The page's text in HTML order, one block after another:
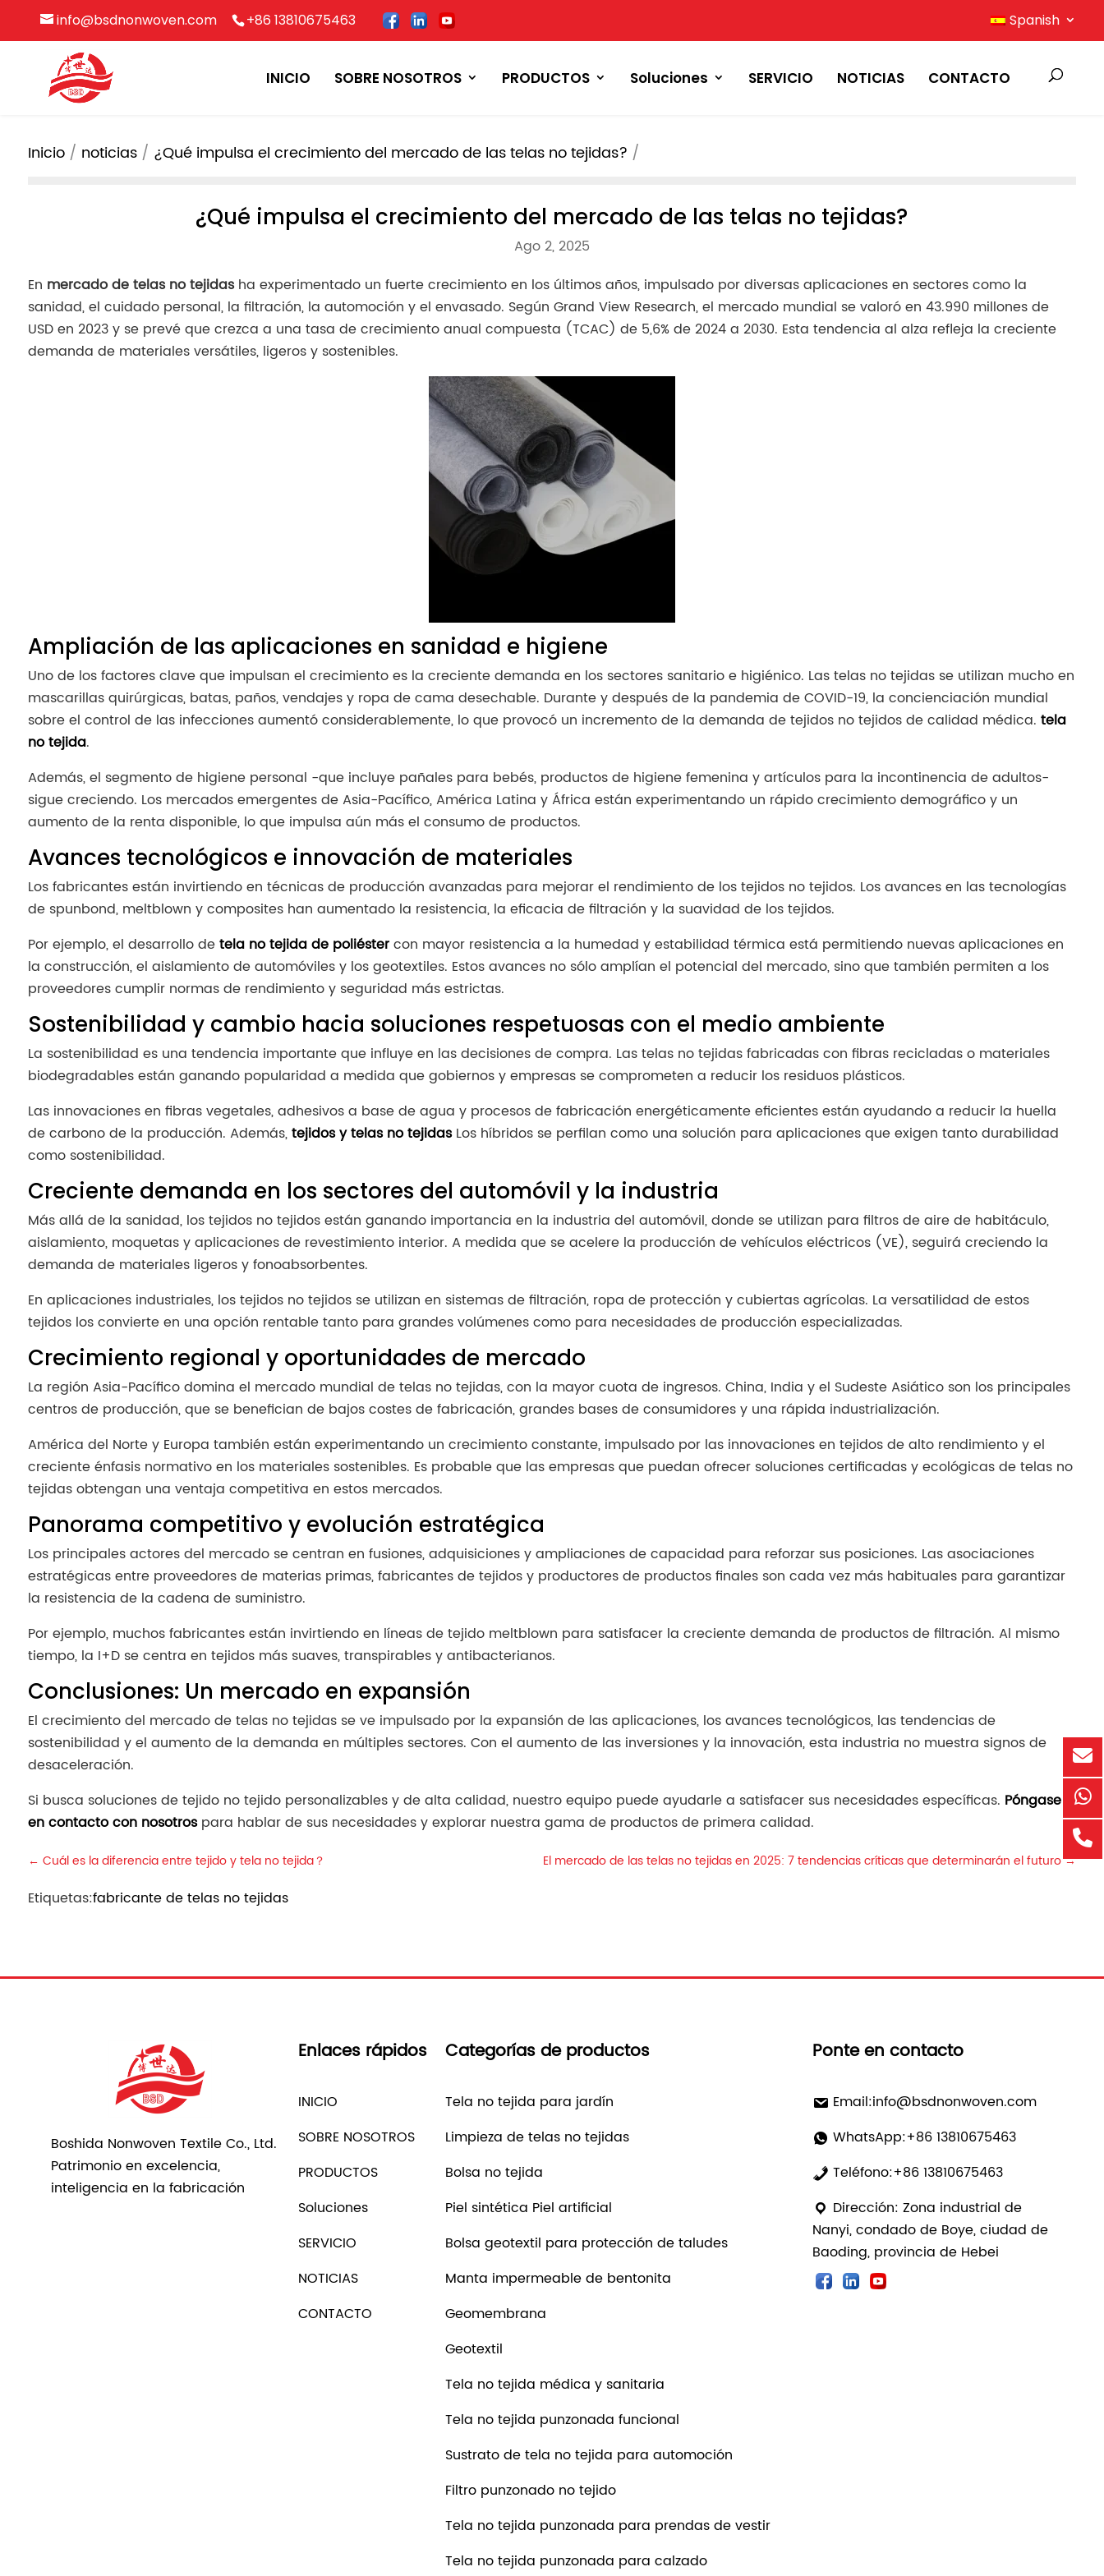
info@bsdnonwoven.com +86 13810675463 Spanish
INICIO SOBRE NOSOTROS PRODUCTOS Soluciones SERVICIO NOTICIAS CONTACTO
Inicio noticias ¿Qué impulsa el crecimiento del mercado de las telas no tejidas?
¿Qué impulsa el crecimiento del mercado de las telas no tejidas?
Ago 2, 2025
En mercado de telas no tejidasha experimentado un fuerte crecimiento en los últimos años, impulsado por diversas aplicaciones en sectores como la
sanidad, el cuidado personal, la filtración, la automoción y el envasado. Según Grand View Research, el mercado mundial se valoró en 43.990 millones de
USD en 2023 y se prevé que crezca a una tasa de crecimiento anual compuesta (TCAC) de 5,6% de 2024 a 2030. Esta tendencia al alza refleja la creciente
demanda de materiales versátiles, ligeros y sostenibles.
Ampliación de las aplicaciones en sanidad e higiene
Uno de los factores clave que impulsan el crecimiento es la creciente demanda en los sectores sanitario e higiénico. Las telas no tejidas se utilizan mucho en
mascarillas quirúrgicas, batas, paños, vendajes y ropa de cama desechable. Durante y después de la pandemia de COVID-19, la concienciación mundial
sobre el control de las infecciones aumentó considerablemente, lo que provocó un incremento de la demanda de tejidos no tejidos de calidad médica. tela
no tejida.
Además, el segmento de higiene personal -que incluye pañales para bebés, productos de higiene femenina y artículos para la incontinencia de adultos-
sigue creciendo. Los mercados emergentes de Asia-Pacífico, América Latina y África están experimentando un rápido crecimiento demográfico y un
aumento de la renta disponible, lo que impulsa aún más el consumo de productos.
Avances tecnológicos e innovación de materiales
Los fabricantes están invirtiendo en técnicas de producción avanzadas para mejorar el rendimiento de los tejidos no tejidos. Los avances en las tecnologías
de spunbond, meltblown y composites han aumentado la resistencia, la eficacia de filtración y la suavidad de los tejidos.
Por ejemplo, el desarrollo detela no tejida de poliéstercon mayor resistencia a la humedad y estabilidad térmica está permitiendo nuevas aplicaciones en
la construcción, el aislamiento de automóviles y los geotextiles. Estos avances no sólo amplían el potencial del mercado, sino que también permiten a los
proveedores cumplir normas de rendimiento y seguridad más estrictas.
Sostenibilidad y cambio hacia soluciones respetuosas con el medio ambiente
La sostenibilidad es una tendencia importante que influye en las decisiones de compra. Las telas no tejidas fabricadas con fibras recicladas o materiales
biodegradables están ganando popularidad a medida que gobiernos y empresas se comprometen a reducir los residuos plásticos.
Las innovaciones en fibras vegetales, adhesivos a base de agua y procesos de fabricación energéticamente eficientes están ayudando a reducir la huella
de carbono de la producción. Además,tejidos y telas no tejidasLos híbridos se perfilan como una solución para aplicaciones que exigen tanto durabilidad
como sostenibilidad.
Creciente demanda en los sectores del automóvil y la industria
Más allá de la sanidad, los tejidos no tejidos están ganando importancia en la industria del automóvil, donde se utilizan para filtros de aire de habitáculo,
aislamiento, moquetas y aplicaciones de revestimiento interior. A medida que se acelere la producción de vehículos eléctricos (VE), seguirá creciendo la
demanda de materiales ligeros y fonoabsorbentes.
En aplicaciones industriales, los tejidos no tejidos se utilizan en sistemas de filtración, ropa de protección y cubiertas agrícolas. La versatilidad de estos
tejidos los convierte en una opción rentable tanto para grandes volúmenes como para necesidades de producción especializadas.
Crecimiento regional y oportunidades de mercado
La región Asia-Pacífico domina el mercado mundial de telas no tejidas, con la mayor cuota de ingresos. China, India y el Sudeste Asiático son los principales
centros de producción, que se benefician de bajos costes de fabricación, grandes bases de consumidores y una rápida industrialización.
América del Norte y Europa también están experimentando un crecimiento constante, impulsado por las innovaciones en tejidos de alto rendimiento y el
creciente énfasis normativo en los materiales sostenibles. Es probable que las empresas que puedan ofrecer soluciones certificadas y ecológicas de telas no
tejidas obtengan una ventaja competitiva en estos mercados.
Panorama competitivo y evolución estratégica
Los principales actores del mercado se centran en fusiones, adquisiciones y ampliaciones de capacidad para reforzar sus posiciones. Las asociaciones
estratégicas entre proveedores de materias primas, fabricantes de tejidos y productores de productos finales son cada vez más habituales para garantizar
la resistencia de la cadena de suministro.
Por ejemplo, muchos fabricantes están invirtiendo en líneas de tejido meltblown para satisfacer la creciente demanda de productos de filtración. Al mismo
tiempo, la I+D se centra en tejidos más suaves, transpirables y antibacterianos.
Conclusiones: Un mercado en expansión
El crecimiento del mercado de telas no tejidas se ve impulsado por la expansión de las aplicaciones, los avances tecnológicos, las tendencias de
sostenibilidad y el aumento de la demanda en múltiples sectores. Con el aumento de las inversiones y la innovación, esta industria no muestra signos de
desaceleración.
Si busca soluciones de tejido no tejido personalizables y de alta calidad, nuestro equipo puede ayudarle a satisfacer sus necesidades específicas. Póngase
en contacto con nosotrospara hablar de sus necesidades y explorar nuestra gama de productos de primera calidad.
← Cuál es la diferencia entre tejido y tela no tejida？ El mercado de las telas no tejidas en 2025: 7 tendencias críticas que determinarán el futuro→
Etiquetas:fabricante de telas no tejidas
Boshida Nonwoven Textile Co., Ltd.
Patrimonio en excelencia,
inteligencia en la fabricación
Enlaces rápidos
INICIO
SOBRE NOSOTROS
PRODUCTOS
Soluciones
SERVICIO
NOTICIAS
CONTACTO
Categorías de productos
Tela no tejida para jardín
Limpieza de telas no tejidas
Bolsa no tejida
Piel sintética Piel artificial
Bolsa geotextil para protección de taludes
Manta impermeable de bentonita
Geomembrana
Geotextil
Tela no tejida médica y sanitaria
Tela no tejida punzonada funcional
Sustrato de tela no tejida para automoción
Filtro punzonado no tejido
Tela no tejida punzonada para prendas de vestir
Tela no tejida punzonada para calzado
Ponte en contacto
Email:info@bsdnonwoven.com
WhatsApp:+86 13810675463
Teléfono:+86 13810675463
Dirección: Zona industrial de
Nanyi, condado de Boye, ciudad de
Baoding, provincia de Hebei